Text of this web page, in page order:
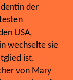
der
USA,
wechselte sie
ist.
von Mary